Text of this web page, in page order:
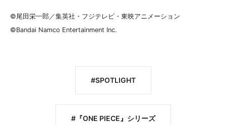
©尾田栄一郎／集英社・フジテレビ・東映アニメーション
©Bandai Namco Entertainment Inc.
SPOTLIGHT
『ONE PIECE』シリーズ